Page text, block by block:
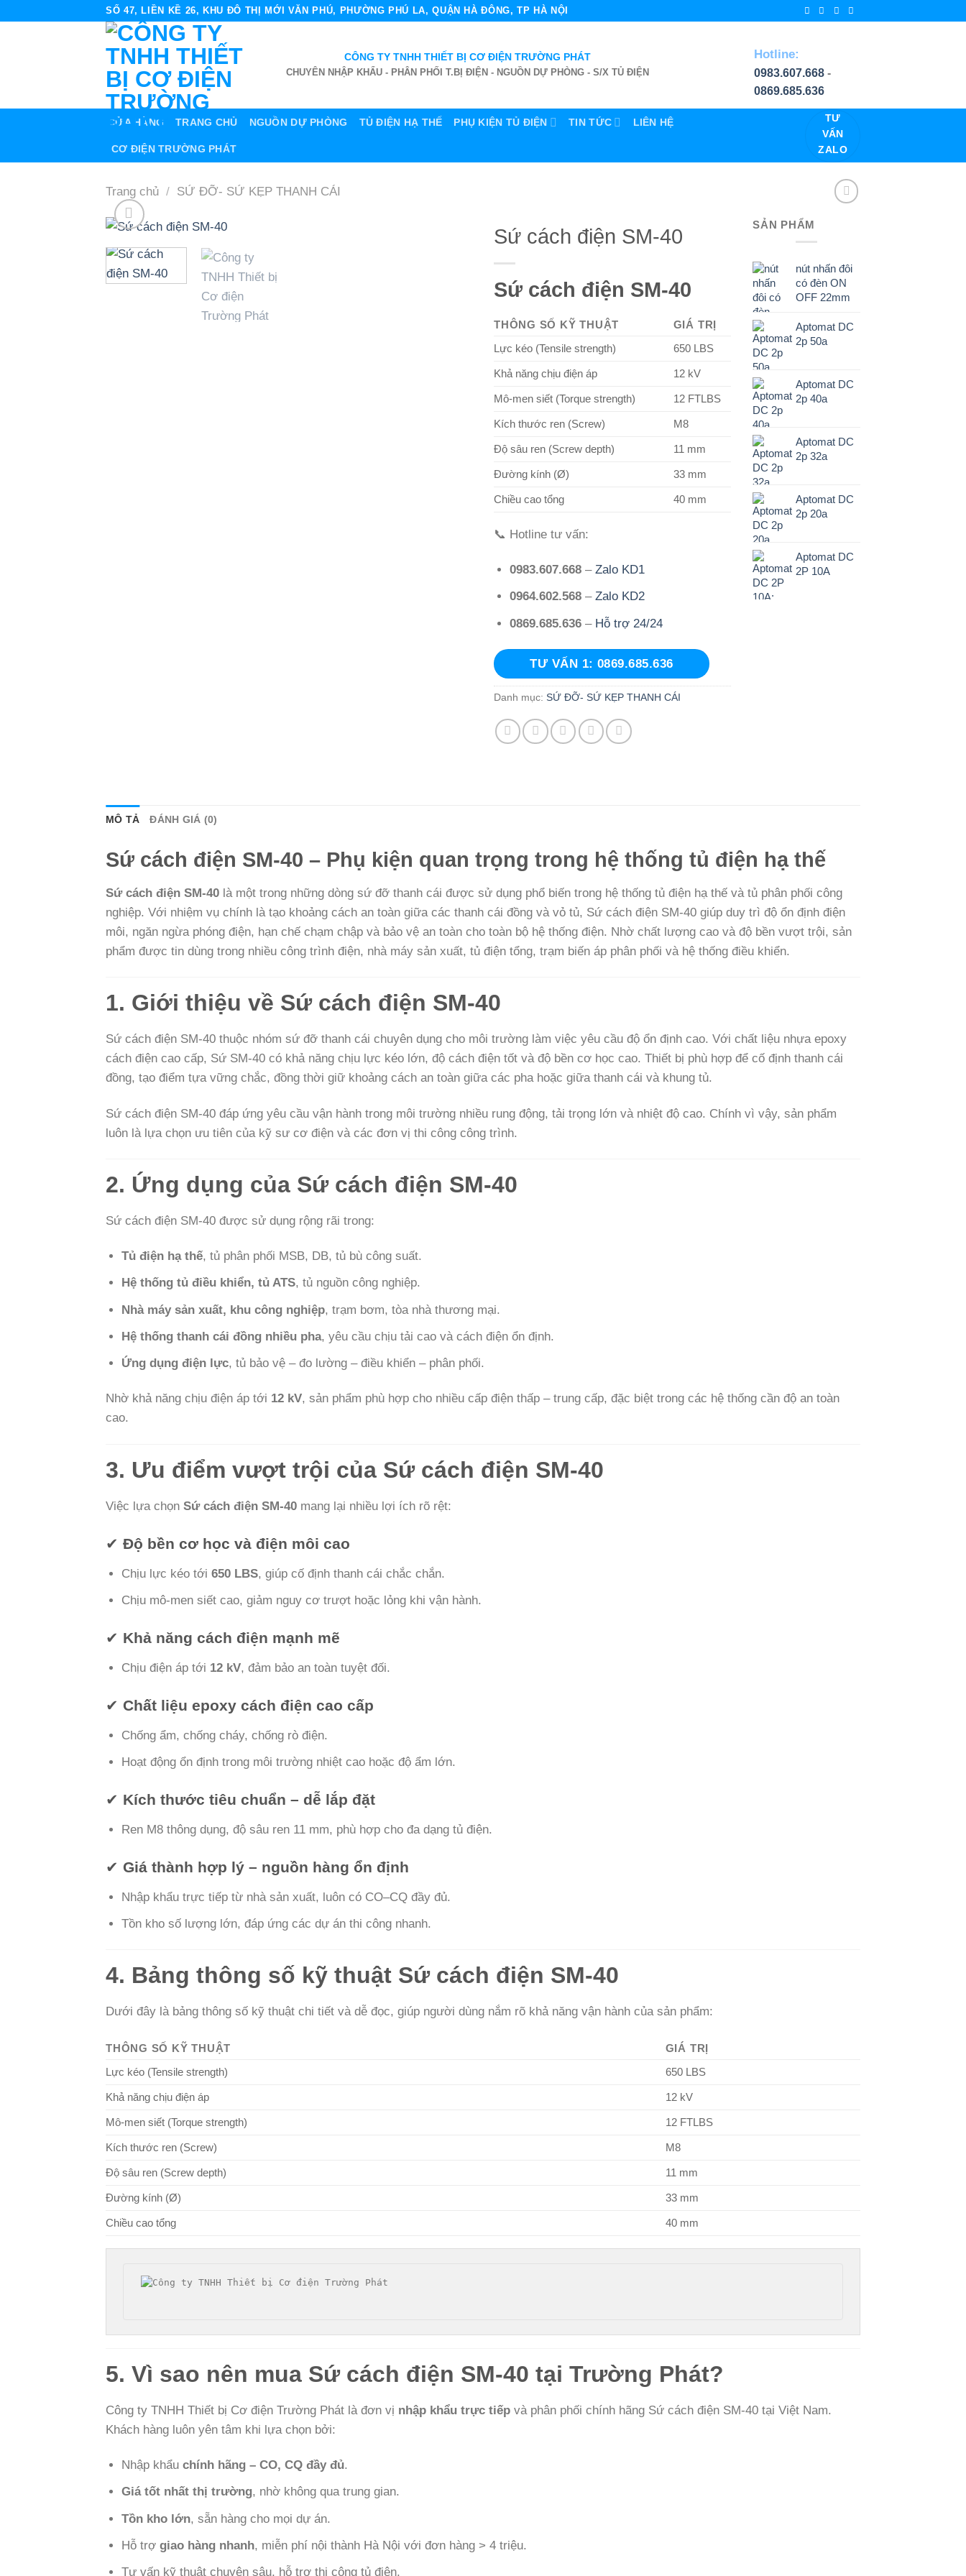
SỐ 47, LIỀN KỀ 26, KHU ĐÔ THỊ MỚI VĂN PHÚ, PHƯỜNG PHÚ LA, QUẬN HÀ ĐÔNG, TP HÀ NỘI
CÔNG TY TNHH THIẾT BỊ CƠ ĐIỆN TRƯỜNG PHÁT
CHUYÊN NHẬP KHẨU - PHÂN PHỐI T.BỊ ĐIỆN - NGUỒN DỰ PHÒNG - S/X TỦ ĐIỆN
Hotline:
0983.607.668-
0869.685.636
CỬA HÀNG TRANG CHỦ NGUỒN DỰ PHÒNG TỦ ĐIỆN HẠ THẾ PHỤ KIỆN TỦ ĐIỆN TIN TỨC LIÊN HỆ
CƠ ĐIỆN TRƯỜNG PHÁT
TƯ
VẤN
ZALO
Trang chủ / SỨ ĐỠ- SỨ KẸP THANH CÁI
Sứ cách điện SM-40
Sứ cách điện SM-40
THÔNG SỐ KỸ THUẬT
GIÁ TRỊ
Lực kéo (Tensile strength)
650 LBS
Khả năng chịu điện áp 12 kV
Mô-men siết (Torque strength) 12 FTLBS
Kích thước ren (Screw) M8
Độ sâu ren (Screw depth) 11 mm
Đường kính (Ø) 33 mm
Chiều cao tổng 40 mm
📞 Hotline tư vấn:
0983.607.668 –Zalo KD1
0964.602.568 –Zalo KD2
0869.685.636 – Hỗ trợ 24/24
TƯ VẤN 1: 0869.685.636
Danh mục: SỨ ĐỠ- SỨ KẸP THANH CÁI
SẢN PHẨM
nút nhấn đôi
có đèn ON
OFF 22mm
Aptomat DC
2p 50a
Aptomat DC
2p 40a
Aptomat DC
2p 32a
Aptomat DC
2p 20a
Aptomat DC
2P 10A
MÔ TẢ ĐÁNH GIÁ (0)
Sứ cách điện SM-40 – Phụ kiện quan trọng trong hệ thống tủ điện hạ thế
Sứ cách điện SM-40 là một trong những dòng sứ đỡ thanh cái được sử dụng phổ biến trong hệ thống tủ điện hạ thế và tủ phân phối công
nghiệp. Với nhiệm vụ chính là tạo khoảng cách an toàn giữa các thanh cái đồng và vỏ tủ, Sứ cách điện SM-40 giúp duy trì độ ổn định điện
môi, ngăn ngừa phóng điện, hạn chế chạm chập và bảo vệ an toàn cho toàn bộ hệ thống điện. Nhờ chất lượng cao và độ bền vượt trội, sản
phẩm được tin dùng trong nhiều công trình điện, nhà máy sản xuất, tủ điện tổng, trạm biến áp phân phối và hệ thống điều khiển.
1. Giới thiệu về Sứ cách điện SM-40
Sứ cách điện SM-40 thuộc nhóm sứ đỡ thanh cái chuyên dụng cho môi trường làm việc yêu cầu độ ổn định cao. Với chất liệu nhựa epoxy
cách điện cao cấp, Sứ SM-40 có khả năng chịu lực kéo lớn, độ cách điện tốt và độ bền cơ học cao. Thiết bị phù hợp để cố định thanh cái
đồng, tạo điểm tựa vững chắc, đồng thời giữ khoảng cách an toàn giữa các pha hoặc giữa thanh cái và khung tủ.
Sứ cách điện SM-40 đáp ứng yêu cầu vận hành trong môi trường nhiều rung động, tải trọng lớn và nhiệt độ cao. Chính vì vậy, sản phẩm
luôn là lựa chọn ưu tiên của kỹ sư cơ điện và các đơn vị thi công công trình.
2. Ứng dụng của Sứ cách điện SM-40
Sứ cách điện SM-40 được sử dụng rộng rãi trong:
Tủ điện hạ thế, tủ phân phối MSB, DB, tủ bù công suất.
Hệ thống tủ điều khiển, tủ ATS, tủ nguồn công nghiệp.
Nhà máy sản xuất, khu công nghiệp, trạm bơm, tòa nhà thương mại.
Hệ thống thanh cái đồng nhiều pha, yêu cầu chịu tải cao và cách điện ổn định.
Ứng dụng điện lực, tủ bảo vệ – đo lường – điều khiển – phân phối.
Nhờ khả năng chịu điện áp tới 12 kV, sản phẩm phù hợp cho nhiều cấp điện thấp – trung cấp, đặc biệt trong các hệ thống cần độ an toàn
cao.
3. Ưu điểm vượt trội của Sứ cách điện SM-40
Việc lựa chọn Sứ cách điện SM-40 mang lại nhiều lợi ích rõ rệt:
✔ Độ bền cơ học và điện môi cao
Chịu lực kéo tới650 LBS, giúp cố định thanh cái chắc chắn.
Chịu mô-men siết cao, giảm nguy cơ trượt hoặc lỏng khi vận hành.
✔ Khả năng cách điện mạnh mẽ
Chịu điện áp tới 12 kV, đảm bảo an toàn tuyệt đối.
✔ Chất liệu epoxy cách điện cao cấp
Chống ẩm, chống cháy, chống rò điện.
Hoạt động ổn định trong môi trường nhiệt cao hoặc độ ẩm lớn.
✔ Kích thước tiêu chuẩn – dễ lắp đặt
Ren M8 thông dụng, độ sâu ren 11 mm, phù hợp cho đa dạng tủ điện.
✔ Giá thành hợp lý – nguồn hàng ổn định
Nhập khẩu trực tiếp từ nhà sản xuất, luôn có CO–CQ đầy đủ.
Tồn kho số lượng lớn, đáp ứng các dự án thi công nhanh.
4. Bảng thông số kỹ thuật Sứ cách điện SM-40
Dưới đây là bảng thông số kỹ thuật chi tiết và dễ đọc, giúp người dùng nắm rõ khả năng vận hành của sản phẩm:
THÔNG SỐ KỸ THUẬT
GIÁ TRỊ
Lực kéo (Tensile strength)
650 LBS
Khả năng chịu điện áp 12 kV
Mô-men siết (Torque strength) 12 FTLBS
Kích thước ren (Screw) M8
Độ sâu ren (Screw depth) 11 mm
Đường kính (Ø) 33 mm
Chiều cao tổng 40 mm
5. Vì sao nên mua Sứ cách điện SM-40 tại Trường Phát?
Công ty TNHH Thiết bị Cơ điện Trường Phát là đơn vị nhập khẩu trực tiếp và phân phối chính hãng Sứ cách điện SM-40 tại Việt Nam.
Khách hàng luôn yên tâm khi lựa chọn bởi:
Nhập khẩuchính hãng – CO, CQ đầy đủ.
Giá tốt nhất thị trường, nhờ không qua trung gian.
Tồn kho lớn, sẵn hàng cho mọi dự án.
Hỗ trợgiao hàng nhanh, miễn phí nội thành Hà Nội với đơn hàng > 4 triệu.
Tư vấn kỹ thuật chuyên sâu, hỗ trợ thi công tủ điện.